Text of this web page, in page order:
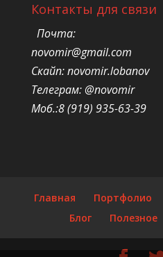
Контакты для связи
Почта:
novomir@gmail.com
Скайп: novomir.lobanov
Телеграм: @novomir
Моб.:8 (919) 935-63-39
Главная Портфолио
Блог
Полезное